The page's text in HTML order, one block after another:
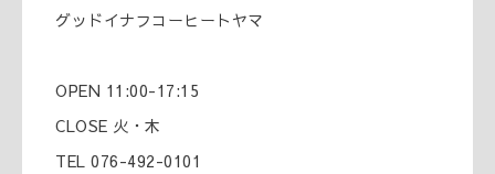
グッドイナフコーヒートヤマ
OPEN 11:00-17:15
CLOSE 火・木
TEL 076-492-0101